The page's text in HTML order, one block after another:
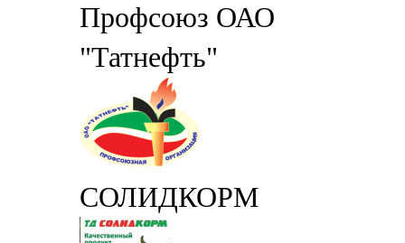
Профсоюз ОАО
"Татнефть"
СОЛИДКОРМ